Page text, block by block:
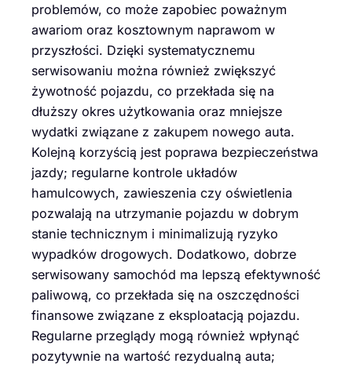
problemów, co może zapobiec poważnym
awariom oraz kosztownym naprawom w
przyszłości. Dzięki systematycznemu
serwisowaniu można również zwiększyć
żywotność pojazdu, co przekłada się na
dłuższy okres użytkowania oraz mniejsze
wydatki związane z zakupem nowego auta.
Kolejną korzyścią jest poprawa bezpieczeństwa
jazdy; regularne kontrole układów
hamulcowych, zawieszenia czy oświetlenia
pozwalają na utrzymanie pojazdu w dobrym
stanie technicznym i minimalizują ryzyko
wypadków drogowych. Dodatkowo, dobrze
serwisowany samochód ma lepszą efektywność
paliwową, co przekłada się na oszczędności
finansowe związane z eksploatacją pojazdu.
Regularne przeglądy mogą również wpłynąć
pozytywnie na wartość rezydualną auta;